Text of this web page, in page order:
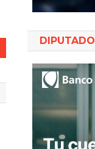
DIPUTADO